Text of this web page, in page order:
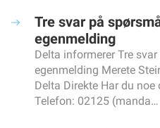
Kort & godt
FORBUNDSLEDEREN
«Er du medlem av en
spørsmålet noen gang?
NYHETER
Skal bruke jobbmobiler med
Tre svar på
egenmelding
Delta informerer Tre
egenmelding Merete
Delta Direkte Har du
Telefon: 02125 (manda…